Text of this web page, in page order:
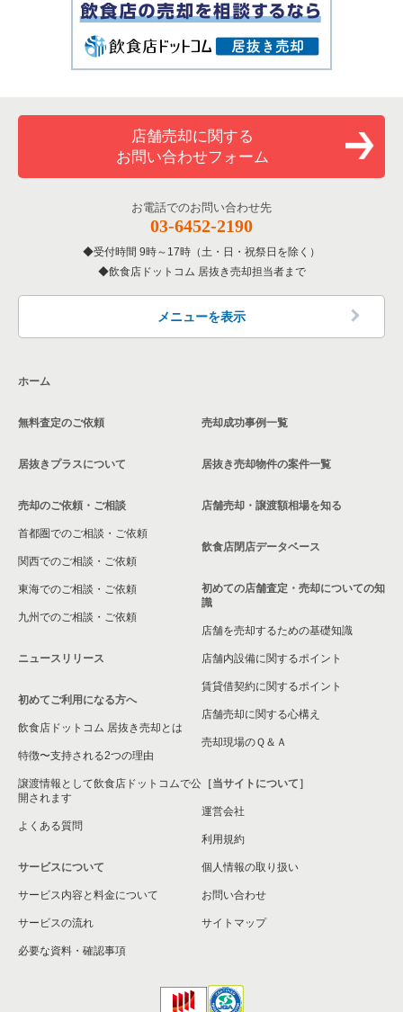
店舗売却に関する
お問い合わせフォーム
お電話でのお問い合わせ先
03-6452-2190
受付時間 9時～17時（土・日・祝祭日を除く）
飲食店ドットコム 居抜き売却担当者まで
メニューを表示
ホーム
無料査定のご依頼
居抜きプラスについて
売却のご依頼・ご相談
首都圏でのご相談・ご依頼
関西でのご相談・ご依頼
東海でのご相談・ご依頼
九州でのご相談・ご依頼
ニュースリリース
初めてご利用になる方へ
飲食店ドットコム 居抜き売却とは
特徴〜支持される2つの理由
譲渡情報として飲食店ドットコムで公
開されます
よくある質問
サービスについて
サービス内容と料金について
サービスの流れ
必要な資料・確認事項
売却成功事例一覧
居抜き売却物件の案件一覧
店舗売却・譲渡額相場を知る
飲食店閉店データベース
初めての店舗査定・売却についての知
識
店舗を売却するための基礎知識
店舗内設備に関するポイント
賃貸借契約に関するポイント
店舗売却に関する心構え
売却現場のＱ＆Ａ
［当サイトについて］
運営会社
利用規約
個人情報の取り扱い
お問い合わせ
サイトマップ